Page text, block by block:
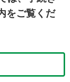
をご覧くだ